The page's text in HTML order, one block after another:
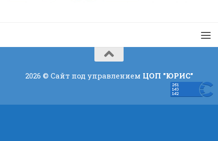
2026 © Сайт под управлением ЦОП "ЮРИС"